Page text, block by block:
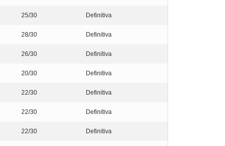
25/30 Definitiva
28/30 Definitiva
26/30 Definitiva
20/30 Definitiva
22/30 Definitiva
22/30 Definitiva
22/30 Definitiva